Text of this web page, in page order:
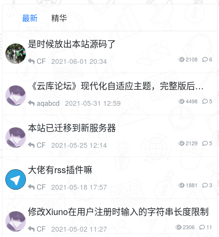
最新 精华
是时候放出本站源码了
CF 2021-06-01 20:34 2108 6
《云库论坛》现代化自适应主题，完整版后台
设置功能描述
aqabcd 2021-05-31 12:59 4498 5
本站已迁移到新服务器
CF 2021-05-25 12:14 2129 5
大佬有rss插件嘛
CF 2021-05-18 17:57 1881 3
修改Xiuno在用户注册时输入的字符串长度限制
CF 2021-05-02 11:27 2306 11